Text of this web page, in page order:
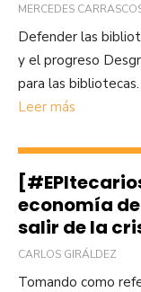
MERCEDES
Defender las
y el progreso
para las
Leer más
economía
salir de la
CARLOS GIRÁLDEZ
Tomando como